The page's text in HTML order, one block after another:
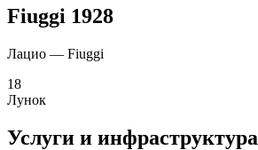
Fiuggi 1928
Лацио — Fiuggi
18
Лунок
Услуги и инфраструктура